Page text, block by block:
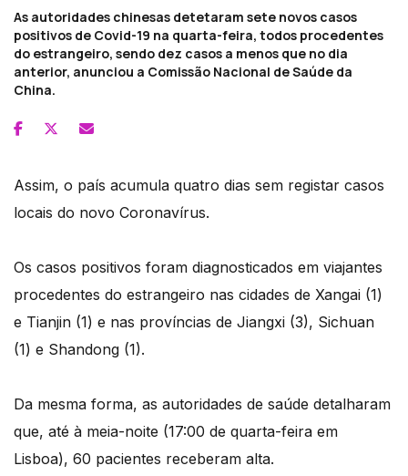
As autoridades chinesas detetaram sete novos casos
positivos de Covid-19 na quarta-feira, todos procedentes
do estrangeiro, sendo dez casos a menos que no dia
anterior, anunciou a Comissão Nacional de Saúde da
China.
Assim, o país acumula quatro dias sem registar casos
locais do novo Coronavírus.
Os casos positivos foram diagnosticados em viajantes
procedentes do estrangeiro nas cidades de Xangai (1)
e Tianjin (1) e nas províncias de Jiangxi (3), Sichuan
(1) e Shandong (1).
Da mesma forma, as autoridades de saúde detalharam
que, até à meia-noite (17:00 de quarta-feira em
Lisboa), 60 pacientes receberam alta.